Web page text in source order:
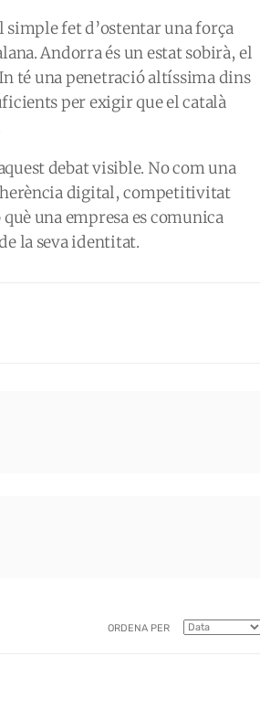
simple fet d’ostentar una força
Andorra és un estat sobirà, el
té una penetració altíssima dins
per exigir que el català
debat visible. No com una
digital, competitivitat
una empresa es comunica
la seva identitat.
ORDENA PER